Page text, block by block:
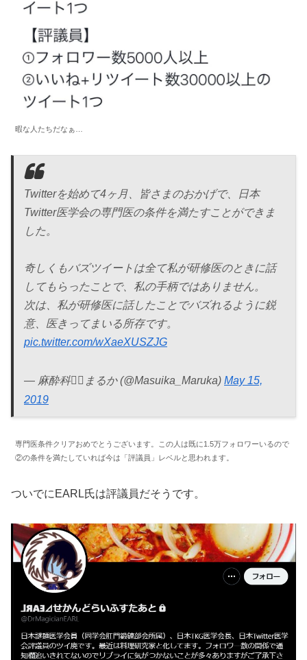
暇な人たちだなぁ…
Twitterを始めて4ヶ月、皆さまのおかげで、日本
Twitter医学会の専門医の条件を満たすことができま
した。
奇しくもバズツイートは全て私が研修医のときに話
してもらったことで、私の手柄ではありません。
次は、私が研修医に話したことでバズれるように鋭
意、医きってまいる所存です。
pic.twitter.com/wXaeXUSZJG
— 麻酔科🏳️‍🌈まるか (@Masuika_Maruka) May 15,
2019
専門医条件クリアおめでとうございます。この人は既に1.5万フォロワーいるので
②の条件を満たしていれば今は「評議員」レベルと思われます。
ついでにEARL氏は評議員だそうです。